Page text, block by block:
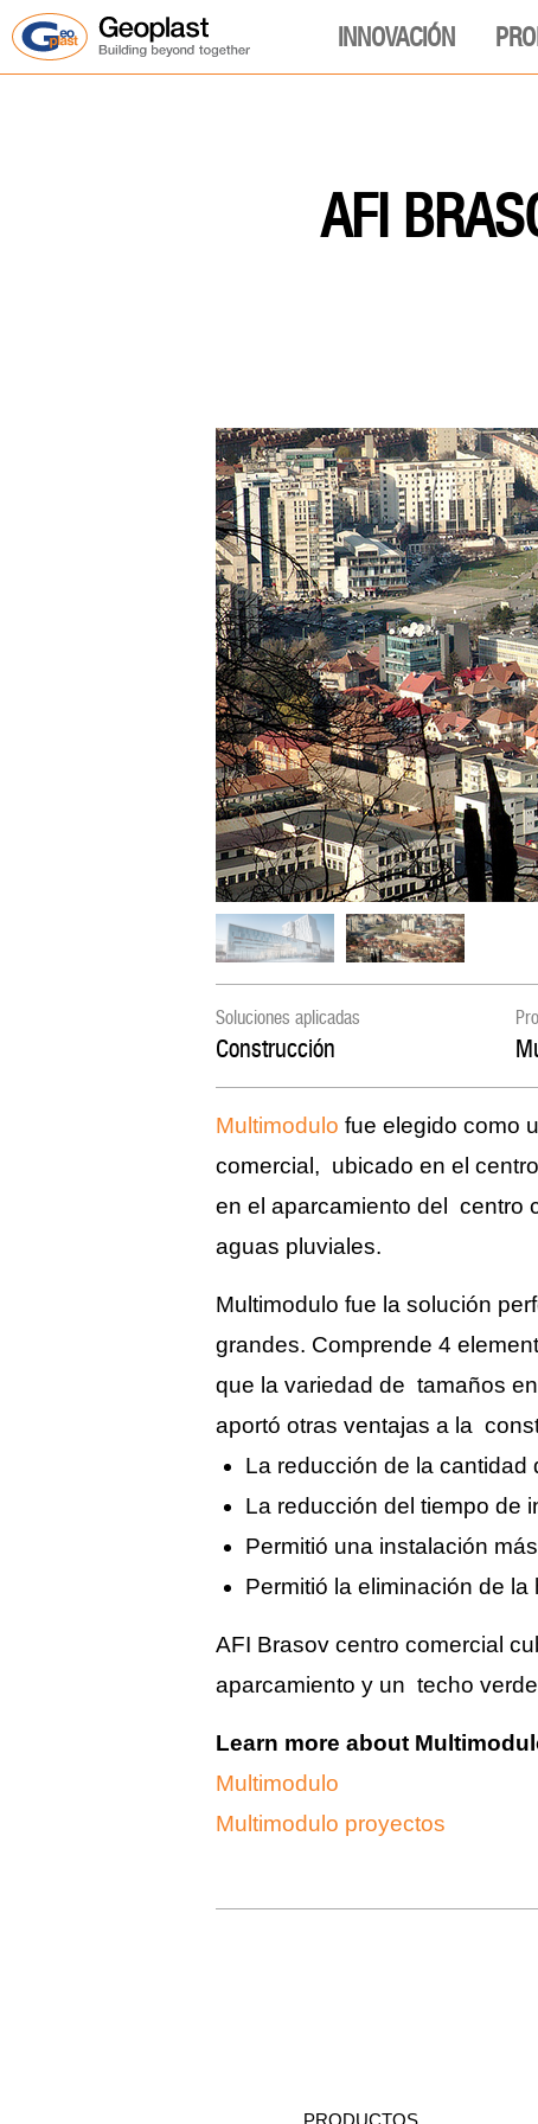
INNOVACIÓN
AFI
Soluciones aplicadas
Construcción
Multimodulo fue elegido como
comercial, ubicado en el
en el aparcamiento del centro
aguas pluviales.
Multimodulo fue la solución
grandes. Comprende 4
que la variedad de tamaños
aportó otras ventajas a la
La reducción de la cantidad
La reducción del tiempo de
Permitió una instalación
Permitió la eliminación de
AFI Brasov centro comercial
aparcamiento y un techo
Learn more about
Multimodulo
Multimodulo proyectos
PRODUCTOS